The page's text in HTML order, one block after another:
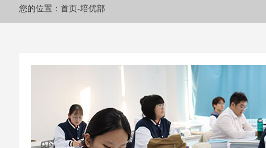
您的位置： 首页-培优部